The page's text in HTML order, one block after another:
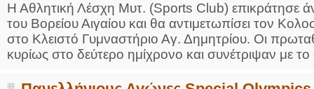
Η Αθλητική Λέσχη Μυτ. (Sports Club) επικράτησε
του Βορείου Αιγαίου και θα αντιμετωπίσει τον
στο Κλειστό Γυμναστήριο Αγ. Δημητρίου. Οι
κυρίως στο δεύτερο ημίχρονο και συνέτριψαν με